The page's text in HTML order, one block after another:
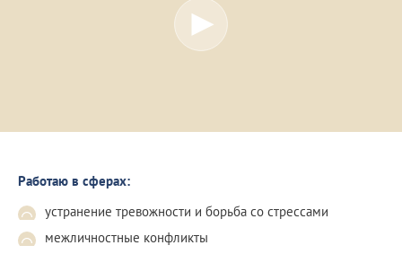
Работаю в сферах:
устранение тревожности и борьба со стрессами
межличностные конфликты